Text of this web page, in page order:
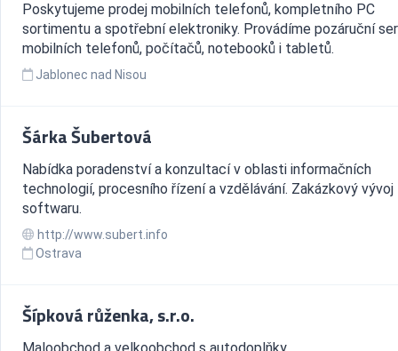
Poskytujeme prodej mobilních telefonů, kompletního PC
sortimentu a spotřební elektroniky. Provádíme pozáruční
mobilních telefonů, počítačů, notebooků i tabletů.
Jablonec nad Nisou
Šárka Šubertová
Nabídka poradenství a konzultací v oblasti informačních
technologií, procesního řízení a vzdělávání. Zakázkový vývoj
softwaru.
http://www.subert.info
Ostrava
Šípková růženka, s.r.o.